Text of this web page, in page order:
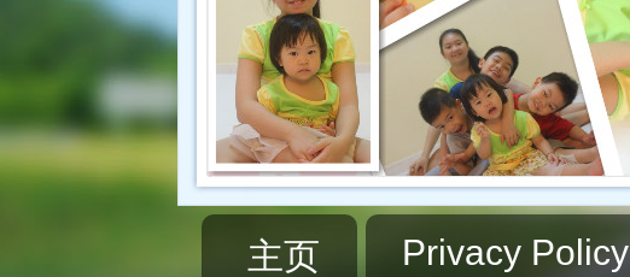
主页 Privacy Policy